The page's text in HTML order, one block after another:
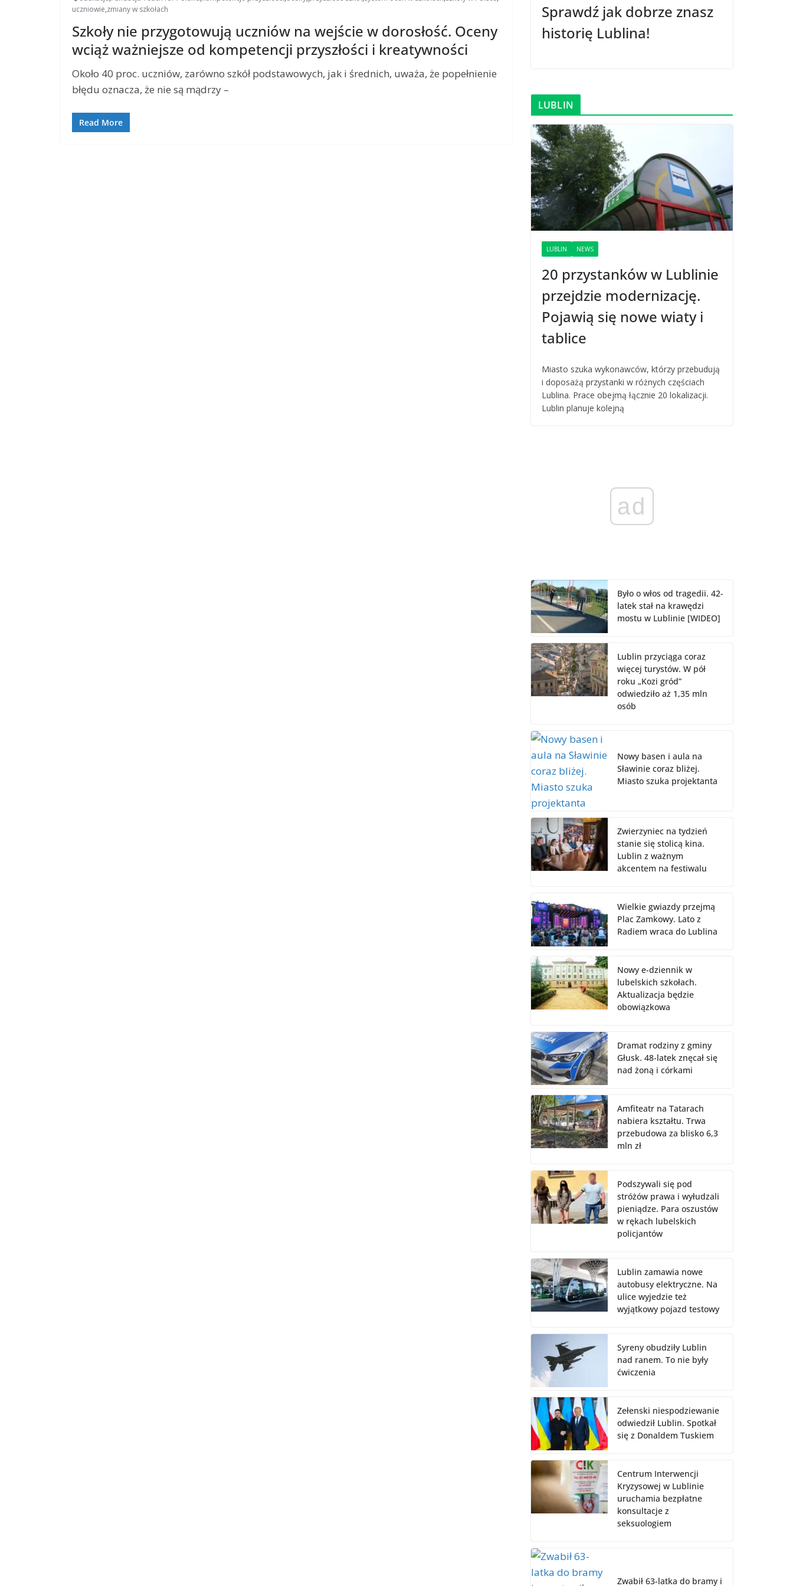
uczniowie,zmiany w szkołach
Szkoły nie przygotowują uczniów na wejście w dorosłość. Oceny
wciąż ważniejsze od kompetencji przyszłości i kreatywności
Około 40 proc. uczniów, zarówno szkół podstawowych, jak i średnich, uważa, że popełnienie
błędu oznacza, że nie są mądrzy –
Read More
Sprawdź jak dobrze znasz
historię Lublina!
LUBLIN
LUBLIN NEWS
20 przystanków w Lublinie
przejdzie modernizację.
Pojawią się nowe wiaty i
tablice
Miasto szuka wykonawców, którzy przebudują
i doposażą przystanki w różnych częściach
Lublina. Prace obejmą łącznie 20 lokalizacji.
Lublin planuje kolejną
ad
Było o włos od tragedii. 42-
latek stał na krawędzi
mostu w Lublinie [WIDEO]
Lublin przyciąga coraz
więcej turystów. W pół
roku „Kozi gród”
odwiedziło aż 1,35 mln
osób
Nowy basen i aula na
Sławinie coraz bliżej.
Miasto szuka projektanta
Zwierzyniec na tydzień
stanie się stolicą kina.
Lublin z ważnym
akcentem na festiwalu
Wielkie gwiazdy przejmą
Plac Zamkowy. Lato z
Radiem wraca do Lublina
Nowy e-dziennik w
lubelskich szkołach.
Aktualizacja będzie
obowiązkowa
Dramat rodziny z gminy
Głusk. 48-latek znęcał się
nad żoną i córkami
Amfiteatr na Tatarach
nabiera kształtu. Trwa
przebudowa za blisko 6,3
mln zł
Podszywali się pod
stróżów prawa i wyłudzali
pieniądze. Para oszustów
w rękach lubelskich
policjantów
Lublin zamawia nowe
autobusy elektryczne. Na
ulice wyjedzie też
wyjątkowy pojazd testowy
Syreny obudziły Lublin
nad ranem. To nie były
ćwiczenia
Zełenski niespodziewanie
odwiedził Lublin. Spotkał
się z Donaldem Tuskiem
Centrum Interwencji
Kryzysowej w Lublinie
uruchamia bezpłatne
konsultacje z
seksuologiem
Zwabił 63-latka do bramy i